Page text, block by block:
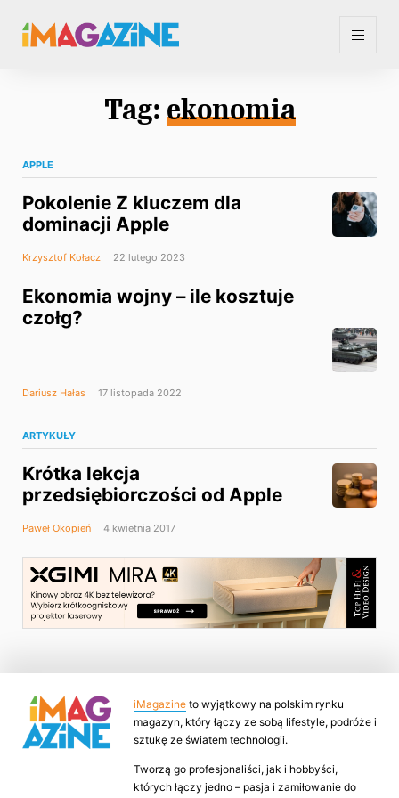
Tag: ekonomia
APPLE
Pokolenie Z kluczem dla
dominacji Apple
Krzysztof Kołacz 22 lutego 2023
Ekonomia wojny – ile kosztuje
czołg?
Dariusz Hałas 17 listopada 2022
ARTYKUŁY
Krótka lekcja
przedsiębiorczości od Apple
Paweł Okopień 4 kwietnia 2017
iMagazine to wyjątkowy na polskim rynku
magazyn, który łączy ze sobą lifestyle, podróże i
sztukę ze światem technologii.
Tworzą go profesjonaliści, jak i hobbyści,
których łączy jedno – pasja i zamiłowanie do